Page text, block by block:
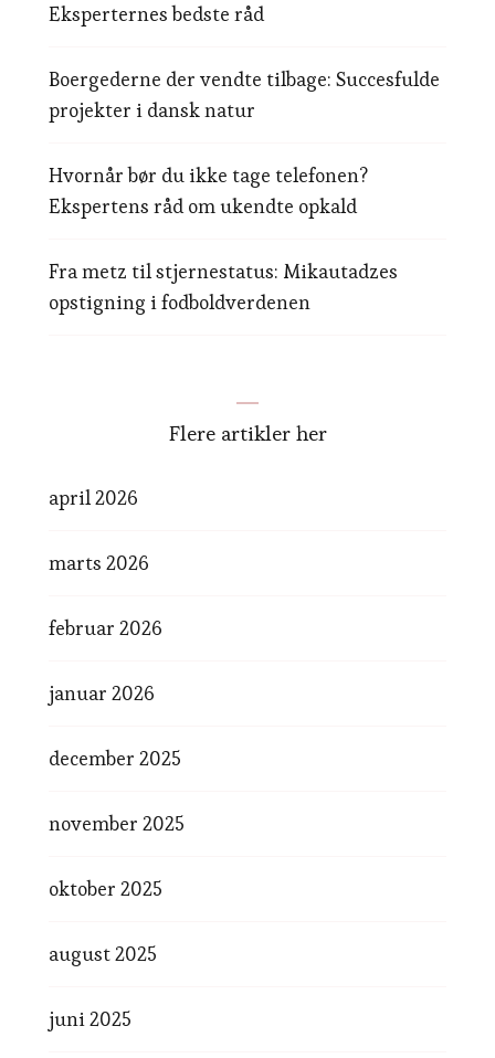
Eksperternes bedste råd
Boergederne der vendte tilbage: Succesfulde
projekter i dansk natur
Hvornår bør du ikke tage telefonen?
Ekspertens råd om ukendte opkald
Fra metz til stjernestatus: Mikautadzes
opstigning i fodboldverdenen
Flere artikler her
april 2026
marts 2026
februar 2026
januar 2026
december 2025
november 2025
oktober 2025
august 2025
juni 2025